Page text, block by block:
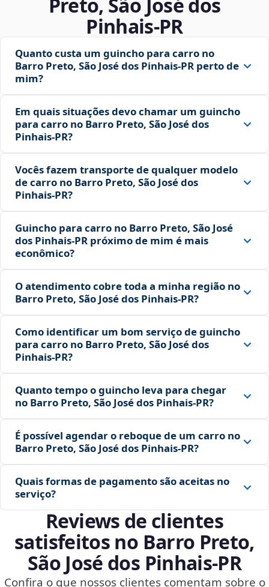
Preto, São José dos
Pinhais‑PR
Quanto custa um guincho para carro no
Barro Preto, São José dos Pinhais‑PR perto de
mim?
Em quais situações devo chamar um guincho
para carro no Barro Preto, São José dos
Pinhais‑PR?
Vocês fazem transporte de qualquer modelo
de carro no Barro Preto, São José dos
Pinhais‑PR?
Guincho para carro no Barro Preto, São José
dos Pinhais‑PR próximo de mim é mais
econômico?
O atendimento cobre toda a minha região no
Barro Preto, São José dos Pinhais‑PR?
Como identificar um bom serviço de guincho
para carro no Barro Preto, São José dos
Pinhais‑PR?
Quanto tempo o guincho leva para chegar
no Barro Preto, São José dos Pinhais‑PR?
É possível agendar o reboque de um carro no
Barro Preto, São José dos Pinhais‑PR?
Quais formas de pagamento são aceitas no
serviço?
Reviews de clientes
satisfeitos no Barro Preto,
São José dos Pinhais‑PR
Confira o que nossos clientes comentam sobre o